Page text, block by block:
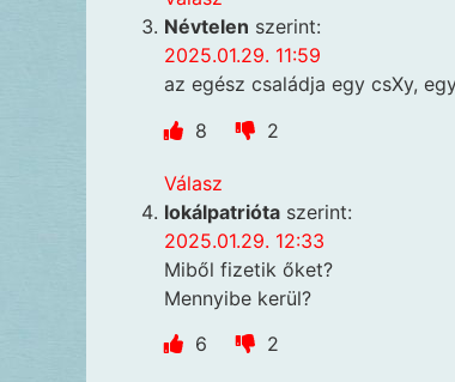
Névtelen szerint:
2025.01.29. 11:59
az egész családja egy csXy,
8
2
Válasz
lokálpatrióta szerint:
2025.01.29. 12:33
Miből fizetik őket?
Mennyibe kerül?
6
2